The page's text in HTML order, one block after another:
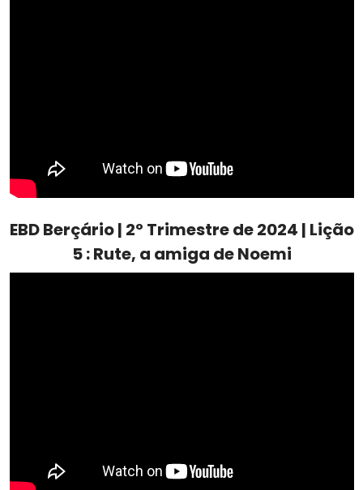
EBD Berçário | 2º Trimestre de 2024 | Lição
5 : Rute, a amiga de Noemi